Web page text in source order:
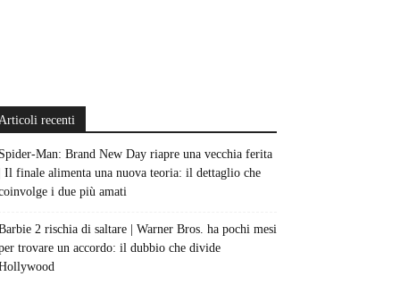
recenti
Spider-Man: Brand New Day riapre una vecchia ferita
| Il finale alimenta una nuova teoria: il dettaglio che
i due più amati
2 rischia di saltare | Warner Bros. ha pochi mesi
trovare un accordo: il dubbio che divide